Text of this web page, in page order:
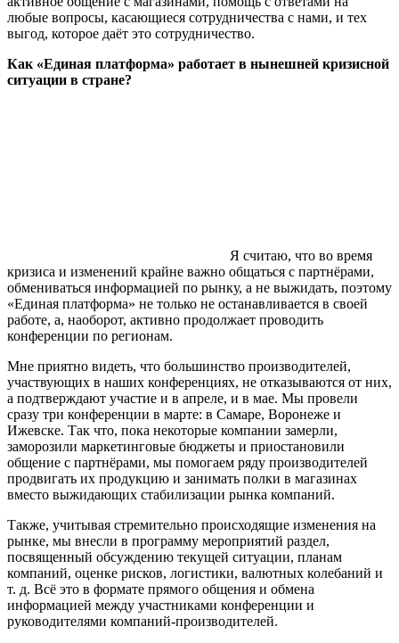
любые вопросы, касающиеся сотрудничества с нами, и тех
выгод, которое даёт это сотрудничество.
Как «Единая платформа» работает в нынешней кризисной
ситуации в стране?
Я считаю, что во время
кризиса и изменений крайне важно общаться с партнёрами,
обмениваться информацией по рынку, а не выжидать, поэтому
«Единая платформа» не только не останавливается в своей
работе, а, наоборот, активно продолжает проводить
конференции по регионам.
Мне приятно видеть, что большинство производителей,
участвующих в наших конференциях, не отказываются от них,
а подтверждают участие и в апреле, и в мае. Мы провели
сразу три конференции в марте: в Самаре, Воронеже и
Ижевске. Так что, пока некоторые компании замерли,
заморозили маркетинговые бюджеты и приостановили
общение с партнёрами, мы помогаем ряду производителей
продвигать их продукцию и занимать полки в магазинах
вместо выжидающих стабилизации рынка компаний.
Также, учитывая стремительно происходящие изменения на
рынке, мы внесли в программу мероприятий раздел,
посвященный обсуждению текущей ситуации, планам
компаний, оценке рисков, логистики, валютных колебаний и
т. д. Всё это в формате прямого общения и обмена
информацией между участниками конференции и
руководителями компаний-производителей.